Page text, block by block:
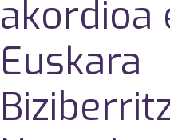
akordioa
Euskara